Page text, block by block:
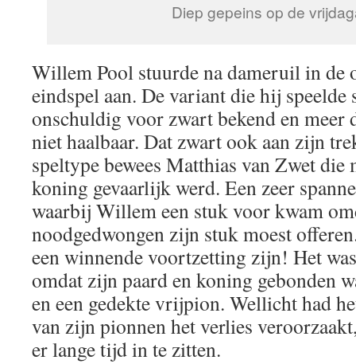
Diep gepeins op de
Willem Pool stuurde na dameruil in de
eindspel aan. De variant die hij speelde
onschuldig voor zwart bekend en meer
niet haalbaar. Dat zwart ook aan zijn
speltype bewees Matthias van Zwet die
koning gevaarlijk werd. Een zeer
waarbij Willem een stuk voor kwam
noodgedwongen zijn stuk moest
een winnende voortzetting zijn! Het
omdat zijn paard en koning gebonden
en een gedekte vrijpion. Wellicht had
van zijn pionnen het verlies
er lange tijd in te zitten.